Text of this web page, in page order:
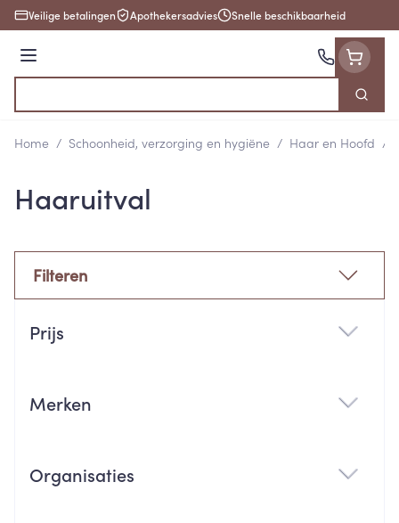
Ga naar de inhoud
Veilige betalingen Apothekersadvies Snelle beschikbaarheid
Menu
Zoek
Home / Schoonheid, verzorging en hygiëne / Haar en Hoofd /
Haaruitval
Filteren
Prijs
Merken
Organisaties